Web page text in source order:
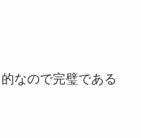
なので完璧である